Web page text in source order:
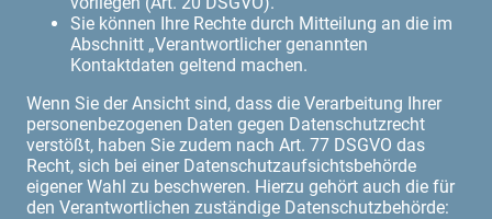
Sie können Ihre Rechte durch Mitteilung an die im
Abschnitt „Verantwortlicher genannten
Kontaktdaten geltend machen.
Wenn Sie der Ansicht sind, dass die Verarbeitung Ihrer
personenbezogenen Daten gegen Datenschutzrecht
verstößt, haben Sie zudem nach Art. 77 DSGVO das
Recht, sich bei einer Datenschutzaufsichtsbehörde
eigener Wahl zu beschweren. Hierzu gehört auch die für
den Verantwortlichen zuständige Datenschutzbehörde: